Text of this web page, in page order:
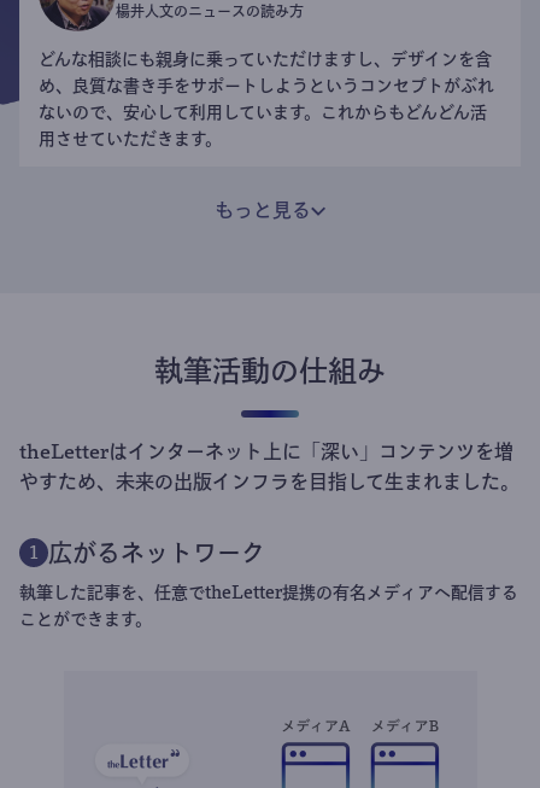
楊井人文のニュースの読み方
どんな相談にも親身に乗っていただけますし、デザインを含
め、良質な書き手をサポートしようというコンセプトがぶれ
ないので、安心して利用しています。これからもどんどん活
用させていただきます。
もっと見る
執筆活動の仕組み
theLetterはインターネット上に「深い」コンテンツを増
やすため、未来の出版インフラを目指して生まれました。
1 広がるネットワーク
執筆した記事を、任意でtheLetter提携の有名メディアへ配信する
ことができます。